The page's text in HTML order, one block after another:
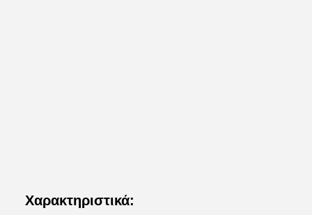
Χαρακτηριστικά: